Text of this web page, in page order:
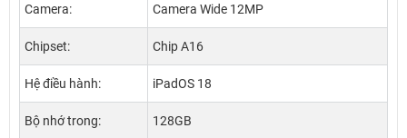
Camera: Camera Wide 12MP
Chipset: Chip A16
Hệ điều hành: iPadOS 18
Bộ nhớ trong: 128GB